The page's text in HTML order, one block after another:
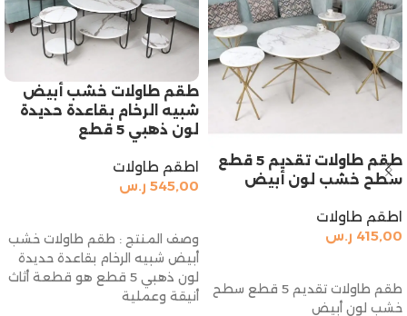
طقم طاولات تقديم 5 قطع
سطح خشب لون أبيض
اطقم طاولات
415,00 ر.س
طقم طاولات تقديم 5 قطع سطح
خشب لون أبيض
طقم طاولات خشب أبيض
شبيه الرخام بقاعدة حديدة
لون ذهبي 5 قطع
اطقم طاولات
545,00 ر.س
وصف المنتج : طقم طاولات خشب
أبيض شبيه الرخام بقاعدة حديدة
لون ذهبي 5 قطع هو قطعة أثاث
أنيقة وعملية